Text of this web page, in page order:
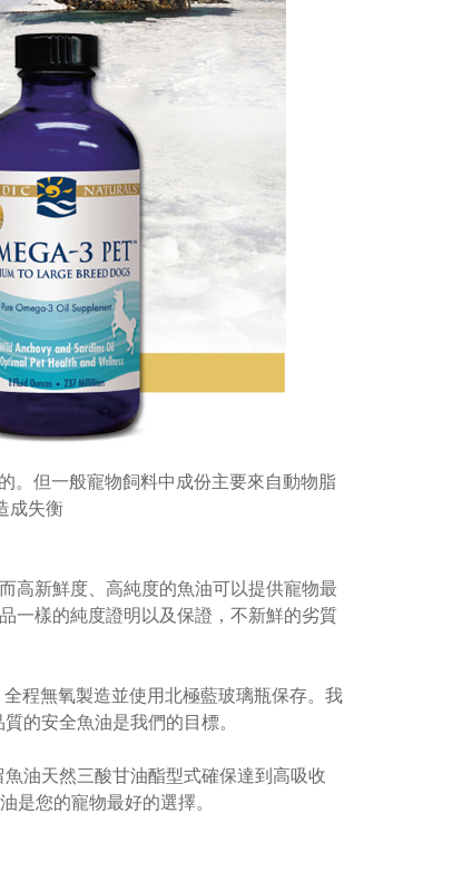
。但一般寵物飼料中成份主要來自動物脂
成失衡
高新鮮度、高純度的魚油可以提供寵物最
一樣的純度證明以及保證，不新鮮的劣質
程無氧製造並使用北極藍玻璃瓶保存。我
的安全魚油是我們的目標。
油天然三酸甘油酯型式確保達到高吸收
是您的寵物最好的選擇。